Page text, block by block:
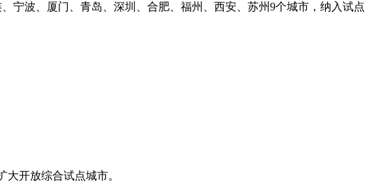
宁波、厦门、青岛、深圳、合肥、福州、西安、苏州9个城市，纳入试点
开放综合试点城市。